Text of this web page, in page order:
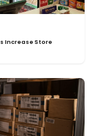
Increase Store